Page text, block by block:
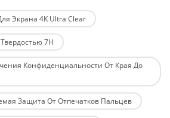
Экрана 4K Ultra Clear
7H
Конфиденциальности От Края До
Защита От Отпечатков Пальцев